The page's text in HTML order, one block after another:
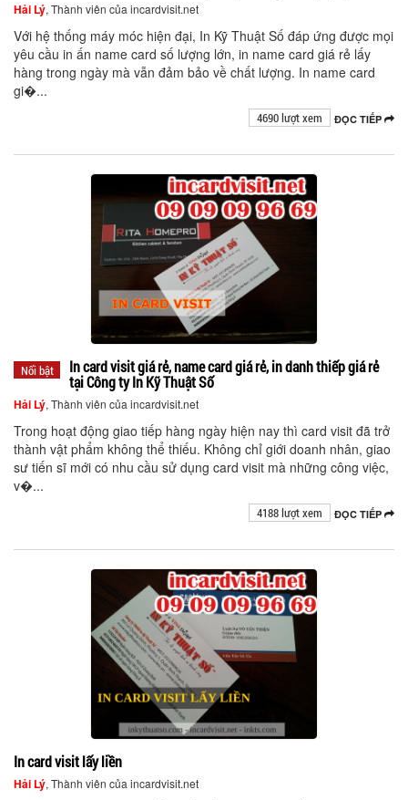
Hải Lý, Thành viên của incardvisit.net
Với hệ thống máy móc hiện đại, In Kỹ Thuật Số đáp ứng được mọi
yêu cầu in ấn name card số lượng lớn, in name card giá rẻ lấy
hàng trong ngày mà vẫn đảm bảo về chất lượng. In name card
gi�...
ĐỌC TIẾP
4690 lượt xem
Nổi bật
In card visit giá rẻ, name card giá rẻ, in danh thiếp giá rẻ
tại Công ty In Kỹ Thuật Số
Hải Lý, Thành viên của incardvisit.net
Trong hoạt động giao tiếp hàng ngày hiện nay thì card visit đã trở
thành vật phẩm không thể thiếu. Không chỉ giới doanh nhân, giao
sư tiến sĩ mới có nhu cầu sử dụng card visit mà những công việc,
v�...
ĐỌC TIẾP
4188 lượt xem
In card visit lấy liền
Hải Lý, Thành viên của incardvisit.net